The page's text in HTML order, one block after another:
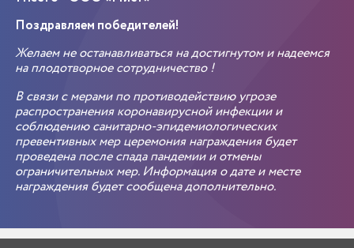
Поздравляем победителей!
Желаем не останавливаться на достигнутом и надеемся
на плодотворное сотрудничество !
В связи с мерами по противодействию угрозе
распространения коронавирусной инфекции и
соблюдению санитарно-эпидемиологических
превентивных мер церемония награждения будет
проведена после спада пандемии и отмены
ограничительных мер. Информация о дате и месте
награждения будет сообщена дополнительно.